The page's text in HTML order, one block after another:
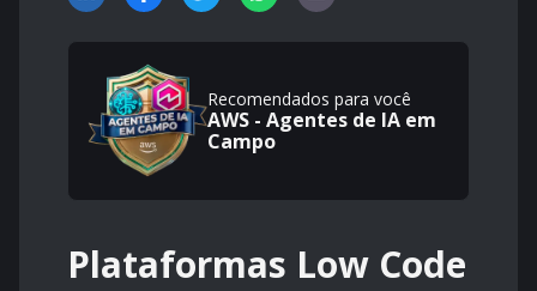
Recomendados para você
AWS - Agentes de IA em
Campo
Plataformas Low Code